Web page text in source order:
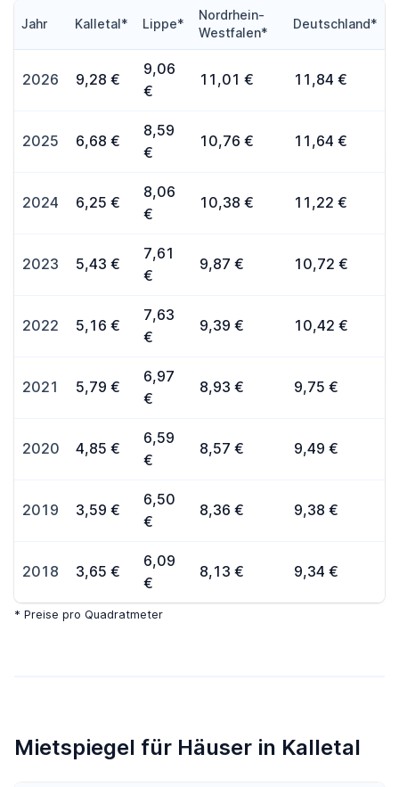
Jahr Kalletal* Lippe*
Nordrhein-
Westfalen*
Deutschland*
2026 9,28 €
9,06
€
11,01 € 11,84 €
2025 6,68 €
8,59
€
10,76 € 11,64 €
2024 6,25 €
8,06
€
10,38 € 11,22 €
2023 5,43 €
7,61
€
9,87 € 10,72 €
2022 5,16 €
7,63
€
9,39 € 10,42 €
2021 5,79 €
6,97
€
8,93 € 9,75 €
2020 4,85 €
6,59
€
8,57 € 9,49 €
2019 3,59 €
6,50
€
8,36 € 9,38 €
2018 3,65 €
6,09
€
8,13 € 9,34 €
* Preise pro Quadratmeter
Mietspiegel für Häuser in Kalletal